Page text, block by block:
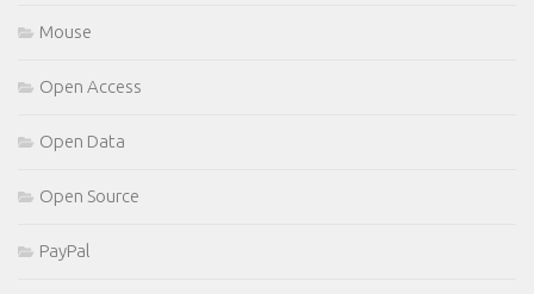
Mouse
Open Access
Open Data
Open Source
PayPal